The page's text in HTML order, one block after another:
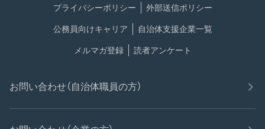
プライバシーポリシー 外部送信ポリシー
公務員向けキャリア 自治体支援企業一覧
メルマガ登録 読者アンケート
お問い合わせ（自治体職員の方）